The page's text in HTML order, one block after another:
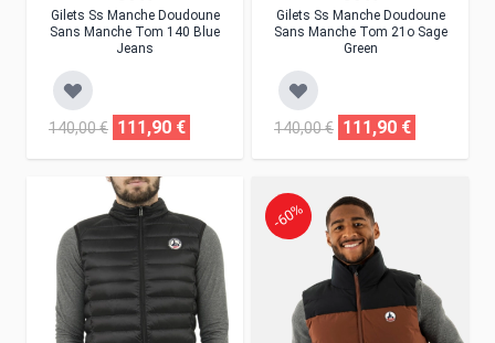
Gilets Ss Manche Doudoune
Sans Manche Tom 140 Blue
Jeans
140,00 € 111,90 €
Gilets Ss Manche Doudoune
Sans Manche Tom 21o Sage
Green
140,00 € 111,90 €
-60%